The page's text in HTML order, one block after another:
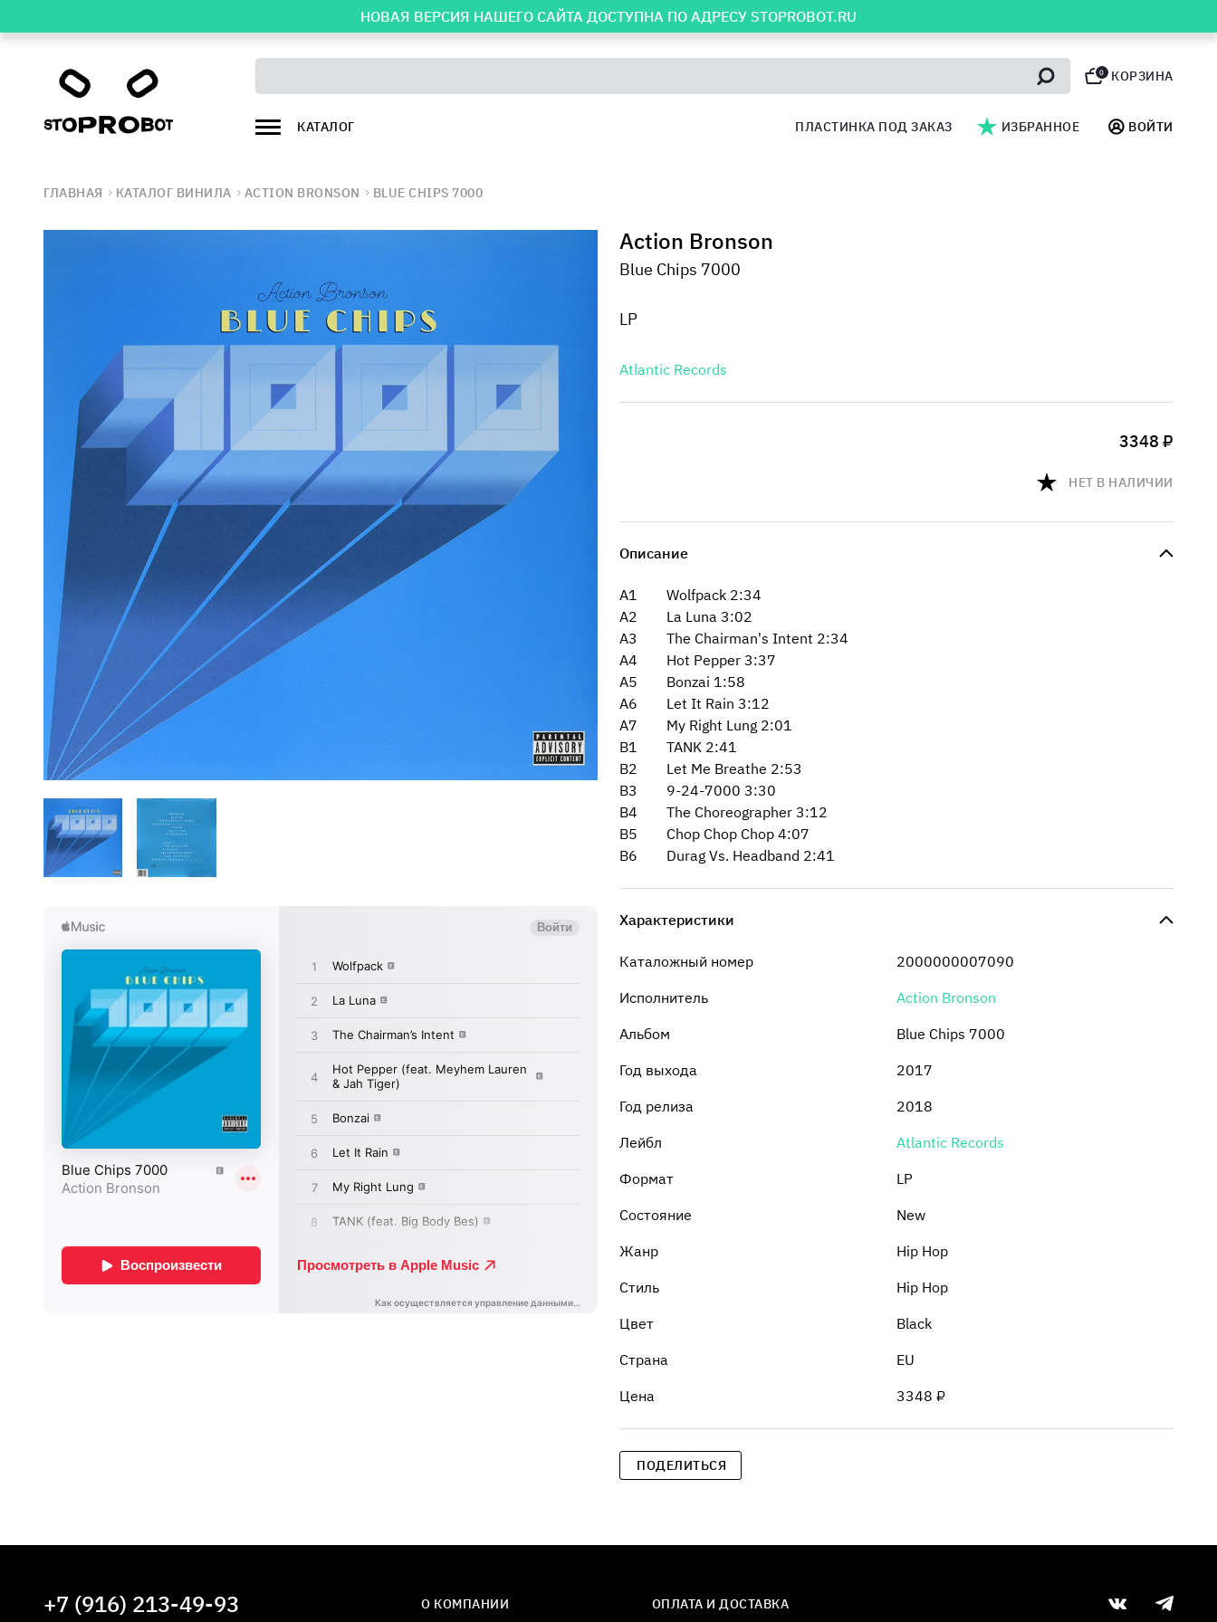
НОВАЯ ВЕРСИЯ НАШЕГО САЙТА ДОСТУПНА ПО АДРЕСУ STOPROBOT.RU
0 КОРЗИНА
ВОЙТИ
КАТАЛОГ ПЛАСТИНКА ПОД ЗАКАЗ ИЗБРАННОЕ
ГЛАВНАЯ КАТАЛОГ ВИНИЛА ACTION BRONSON BLUE CHIPS 7000
Action Bronson
Blue Chips 7000
LP
Atlantic Records
3348 ₽
НЕТ В НАЛИЧИИ
Описание
A1 Wolfpack 2:34
A2 La Luna 3:02
A3 The Chairman's Intent 2:34
A4 Hot Pepper 3:37
A5 Bonzai 1:58
A6 Let It Rain 3:12
A7 My Right Lung 2:01
B1 TANK 2:41
B2 Let Me Breathe 2:53
B3 9-24-7000 3:30
B4 The Choreographer 3:12
B5 Chop Chop Chop 4:07
B6 Durag Vs. Headband 2:41
Характеристики
Каталожный номер
2000000007090
Исполнитель
Action Bronson
Альбом
Blue Chips 7000
Год выхода
2017
Год релиза
2018
Лейбл
Atlantic Records
Формат
LP
Состояние
New
Жанр
Hip Hop
Стиль
Hip Hop
Цвет
Black
Страна
EU
Цена
3348 ₽
ПОДЕЛИТЬСЯ
+7 (916) 213-49-93 О КОМПАНИИ ОПЛАТА И ДОСТАВКА